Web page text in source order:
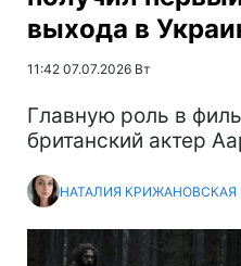
выхода в
11:42 07.07.2026 Вт
Главную роль в
британский актер
НАТАЛИЯ КРИЖАНОВСКАЯ